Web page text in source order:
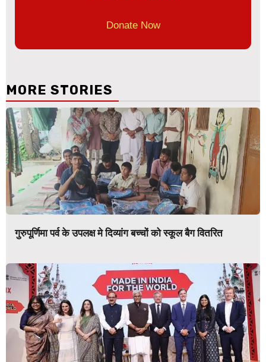
Donate Now
MORE STORIES
गुरुपूर्णिमा पर्व के उपलक्ष मे दिव्यांग बच्चों को स्कूल बैग वितरित